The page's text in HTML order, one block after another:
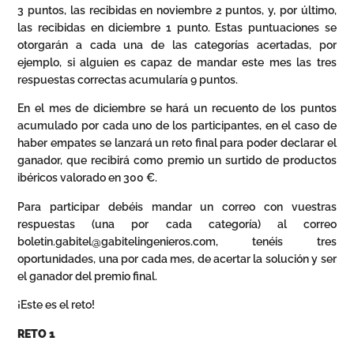
3 puntos, las recibidas en noviembre 2 puntos, y, por último,
las recibidas en diciembre 1 punto. Estas puntuaciones se
otorgarán a cada una de las categorías acertadas, por
ejemplo, si alguien es capaz de mandar este mes las tres
respuestas correctas acumularía 9 puntos.
En el mes de diciembre se hará un recuento de los puntos
acumulado por cada uno de los participantes, en el caso de
haber empates se lanzará un reto final para poder declarar el
ganador, que recibirá como premio un surtido de productos
ibéricos valorado en 300 €.
Para participar debéis mandar un correo con vuestras
respuestas (una por cada categoría) al correo
boletin.gabitel@gabitelingenieros.com, tenéis tres
oportunidades, una por cada mes, de acertar la solución y ser
el ganador del premio final.
¡Este es el reto!
RETO 1